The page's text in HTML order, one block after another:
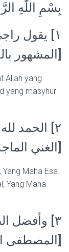
بِسْمِ اللّٰهِ
١] يقول
المشهور بالدردير]
Allah yang
yang masyhur
٢] الحمد
الغني الماجد]
Yang Maha Esa.
Yang Maha
٣] وأفضل
المصطفى الكريم]